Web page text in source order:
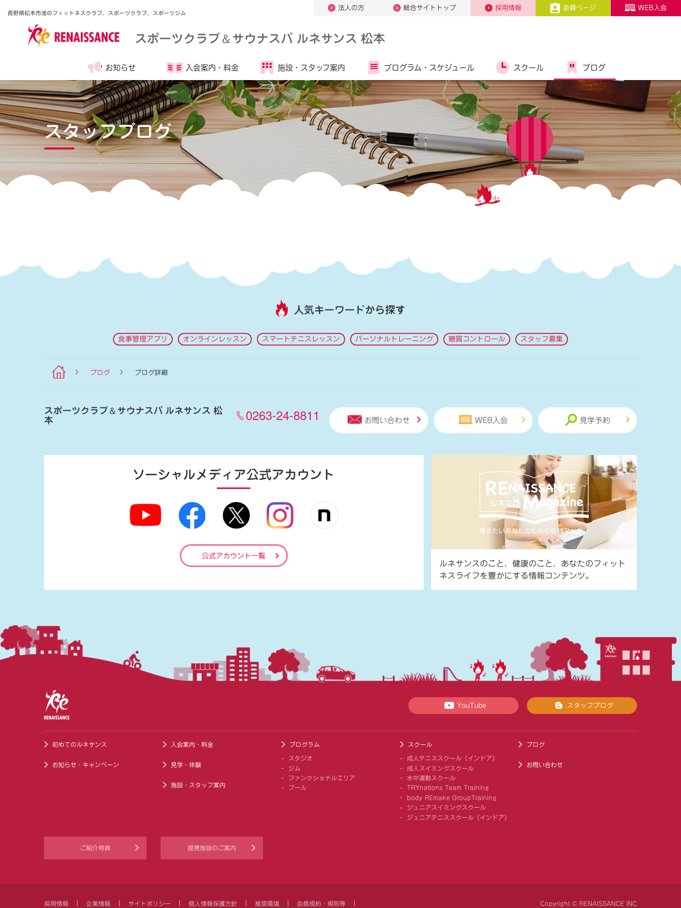
長野県松本市渚のフィットネスクラブ、スポーツクラブ、スポーツジム
法人の方 総合サイトトップ 採用情報 会員ページ WEB入会
スポーツクラブ＆サウナスパ ルネサンス 松本
お知らせ 入会案内・ 料金 施設・ スタッフ案内 プログラム・ スケジュール スクール ブログ
スタッフブログ
人気キーワードから探す
食事管理アプリ オンラインレッスン スマートテニスレッスン パーソナルトレーニング 糖質コントロール スタッフ募集
ブログ ブログ詳細
スポーツクラブ＆サウナスパ ルネサンス 松
本 0263-24-8811 お問い合わせ WEB入会 見学予約
ソーシャルメディア公式アカウント
公式アカウント一覧
ルネサンスのこと、健康のこと、あなたのフィット
ネスライフを豊かにする情報コンテンツ。
YouTube スタッフブログ
初めてのルネサンス
お知らせ・キャンペーン
入会案内・料金
見学・体験
施設・スタッフ案内
プログラム
スタジオ
ジム
ファンクショナルエリア
プール
スクール
成人テニススクール（インドア）
成人スイミングスクール
水中運動スクール
TRYnations Team Training
body REmake GroupTraining
ジュニアスイミングスクール
ジュニアテニススクール（インドア）
ブログ
お問い合わせ
ご紹介特典 提携施設のご案内
採用情報 企業情報 サイトポリシー 個人情報保護方針 推奨環境 会員規約・規則等 Copyright © RENAISSANCE INC